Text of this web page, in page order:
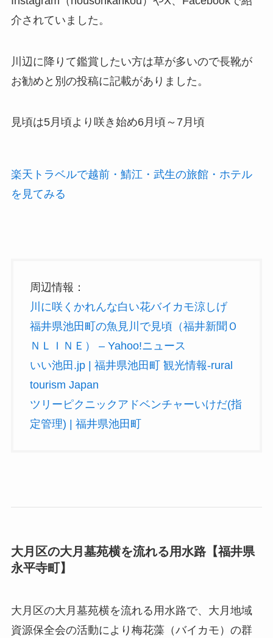
介されていました。
川辺に降りて鑑賞したい方は草が多いので長靴が
お勧めと別の投稿に記載がありました。
見頃は5月頃より咲き始め6月頃～7月頃
楽天トラベルで越前・鯖江・武生の旅館・ホテル
を見てみる
周辺情報：
川に咲くかれんな白い花バイカモ涼しげ
福井県池田町の魚見川で見頃（福井新聞Ｏ
ＮＬＩＮＥ） – Yahoo!ニュース
いい池田.jp | 福井県池田町 観光情報-rural
tourism Japan
ツリーピクニックアドベンチャーいけだ(指
定管理) | 福井県池田町
大月区の大月墓苑横を流れる用水路【福井県
永平寺町】
大月区の大月墓苑横を流れる用水路で、大月地域
資源保全会の活動により梅花藻（バイカモ）の群